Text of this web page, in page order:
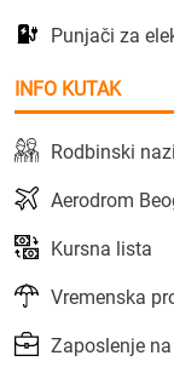
Punjači za
INFO KUTAK
Rodbinski
Aerodrom
Kursna lista
Vremenska
Zaposlenje